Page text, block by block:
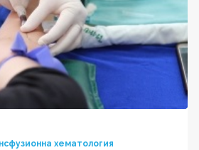
хематология